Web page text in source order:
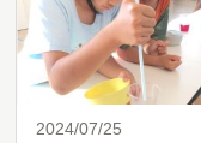
2024/07/25